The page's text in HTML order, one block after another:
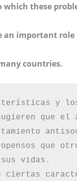
these
an important
countries.
y
que el
que
vidas.
ciertas